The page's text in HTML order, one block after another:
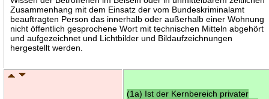
Zusammenhang mit dem Einsatz der vom Bundeskriminalamt
beauftragten Person das innerhalb oder außerhalb einer Wohnung
nicht öffentlich gesprochene Wort mit technischen Mitteln abgehört
und aufgezeichnet und Lichtbilder und Bildaufzeichnungen
hergestellt werden.
(1a) Ist der Kernbereich privater